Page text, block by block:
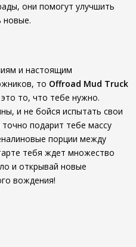
они помогут улучшить
новые.
и настоящим
то Offroad Mud Truck
это то, что тебе нужно.
и не бойся испытать свои
подарит тебе массу
порции между
тебя ждет множество
и открывай новые
вождения!